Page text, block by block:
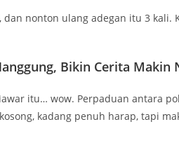
dan nonton ulang adegan itu 3 kali.
Bikin Cerita Makin
itu… wow. Perpaduan antara
kadang penuh harap, tapi